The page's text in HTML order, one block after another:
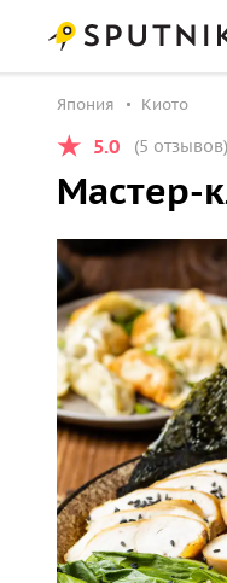
Япония Киото
5.0 (5 отзывов)
Мастер-